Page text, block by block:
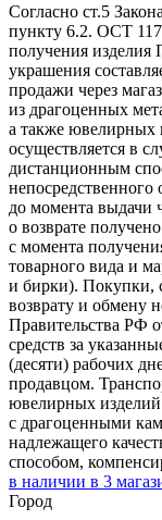
Согласно ст.5
пункту 6.2. ОСТ
получения
украшения
продажи через
из драгоценных
а также ювелирных
осуществляется в
дистанционным
непосредственного
до момента выдачи
о возврате
с момента
товарного вида и
и бирки). Покупки,
возврату и обмену
Правительства РФ
средств за
(десяти) рабочих
продавцом.
ювелирных
с драгоценными
надлежащего
способом,
в наличии в 3
Город